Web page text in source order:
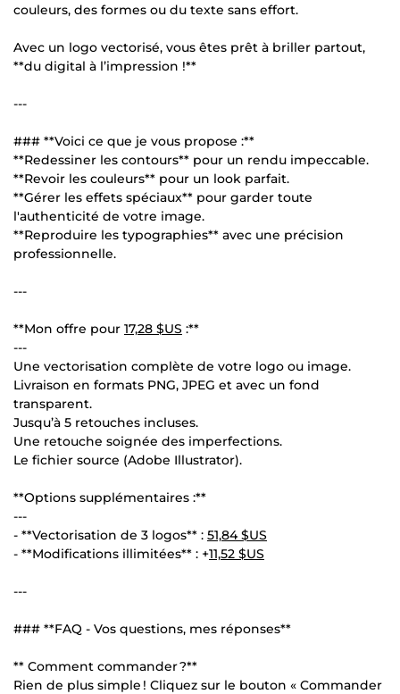
couleurs, des formes ou du texte sans effort.
Avec un logo vectorisé, vous êtes prêt à briller partout,
**du digital à l’impression !**
---
### **Voici ce que je vous propose :**
**Redessiner les contours** pour un rendu impeccable.
**Revoir les couleurs** pour un look parfait.
**Gérer les effets spéciaux** pour garder toute
l'authenticité de votre image.
**Reproduire les typographies** avec une précision
professionnelle.
---
**Mon offre pour 17,28 $US :**
---
Une vectorisation complète de votre logo ou image.
Livraison en formats PNG, JPEG et avec un fond
transparent.
Jusqu’à 5 retouches incluses.
Une retouche soignée des imperfections.
Le fichier source (Adobe Illustrator).
**Options supplémentaires :**
---
- **Vectorisation de 3 logos** : 51,84 $US
- **Modifications illimitées** : +11,52 $US
---
### **FAQ - Vos questions, mes réponses**
** Comment commander ?**
Rien de plus simple ! Cliquez sur le bouton « Commander